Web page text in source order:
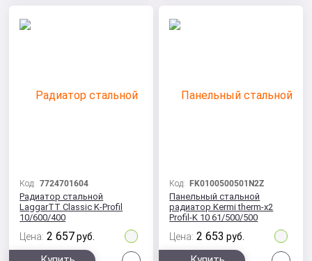
Код:7724701604
Радиатор стальной
LaggarTT Classic K-Profil
10/600/400
Цена: 2 657 руб.
Код: FK0100500501N2Z
Панельный стальной
радиатор Kermi therm-x2
Profil-K 10 61/500/500
Цена: 2 653 руб.